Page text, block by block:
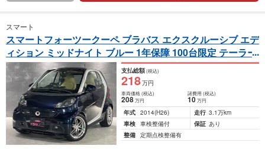
スマート
スマートフォーツークーペ ブラバス エクスクルーシブ エデ
ィション ミッドナイト ブルー 1年保障 100台限定 テーラー
メイド （ABA-451333） 支払総額(税込)
218万円
車両価格(税込)
208万円
諸費用 (税込)
10 万円
年式 2014(H26) 走行 3.1万km
車検 車検整備付 保証 あり
整備 定期点検整備有